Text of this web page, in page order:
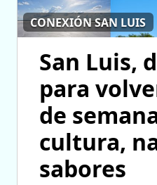
CONEXIÓN SAN LUIS
San Luis,
para
de
cultura,
sabores